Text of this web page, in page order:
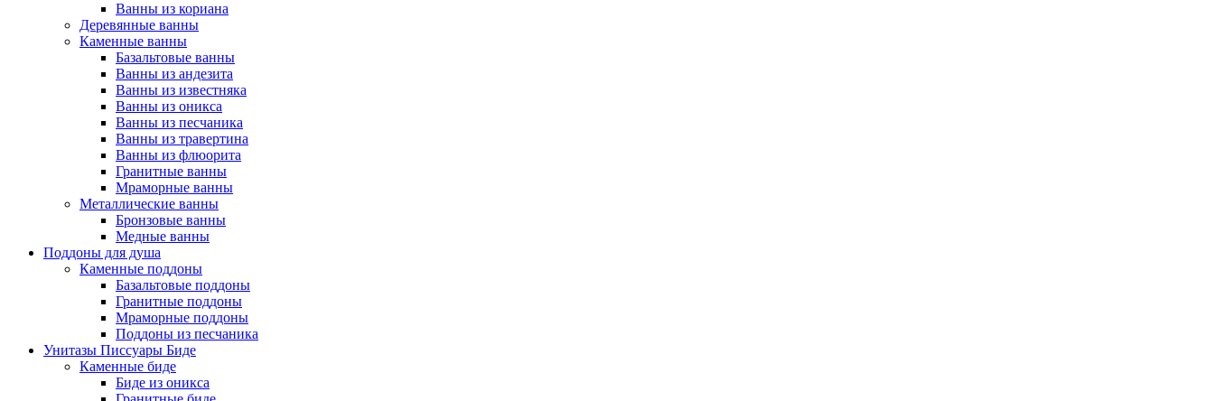
Ванны из кориана
Деревянные ванны
Каменные ванны
Базальтовые ванны
Ванны из андезита
Ванны из известняка
Ванны из оникса
Ванны из песчаника
Ванны из травертина
Ванны из флюорита
Гранитные ванны
Мраморные ванны
Металлические ванны
Бронзовые ванны
Медные ванны
Поддоны для душа
Каменные поддоны
Базальтовые поддоны
Гранитные поддоны
Мраморные поддоны
Поддоны из песчаника
Унитазы Писсуары Биде
Каменные биде
Биде из оникса